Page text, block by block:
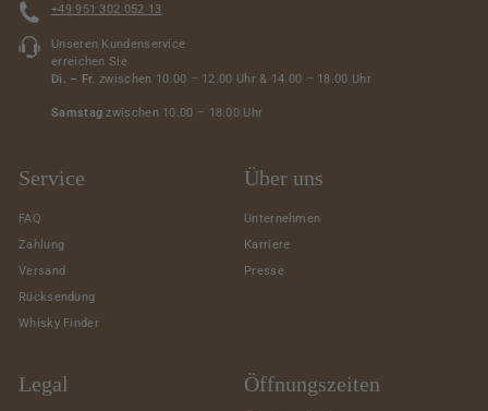
+49 951 302 052 13
Unseren Kundenservice
erreichen Sie
Di. – Fr. zwischen 10.00 – 12.00 Uhr & 14.00 – 18.00 Uhr
Samstag zwischen 10.00 – 18.00 Uhr
Service
FAQ
Zahlung
Versand
Rücksendung
Whisky Finder
Über uns
Unternehmen
Karriere
Presse
Legal Öffnungszeiten